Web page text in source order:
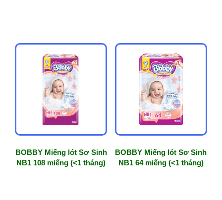
BOBBY Miếng lót Sơ Sinh
NB1 108 miếng (<1 tháng)
BOBBY Miếng lót Sơ Sinh
NB1 64 miếng (<1 tháng)